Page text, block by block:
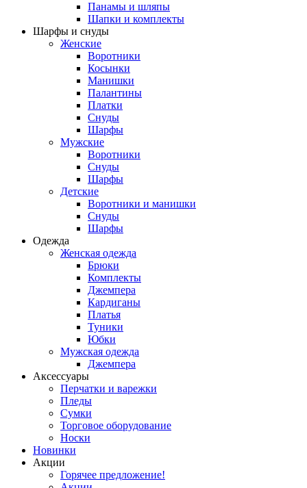
Панамы и шляпы
Шапки и комплекты
Шарфы и снуды
Женские
Воротники
Косынки
Манишки
Палантины
Платки
Снуды
Шарфы
Мужские
Воротники
Снуды
Шарфы
Детские
Воротники и манишки
Снуды
Шарфы
Одежда
Женская одежда
Брюки
Комплекты
Джемпера
Кардиганы
Платья
Туники
Юбки
Мужская одежда
Джемпера
Аксессуары
Перчатки и варежки
Пледы
Сумки
Торговое оборудование
Носки
Новинки
Акции
Горячее предложение!